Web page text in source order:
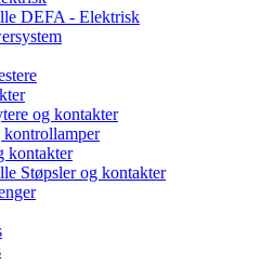
DEFA - Elektrisk
og kontakter
kontakter
Støpsler og kontakter